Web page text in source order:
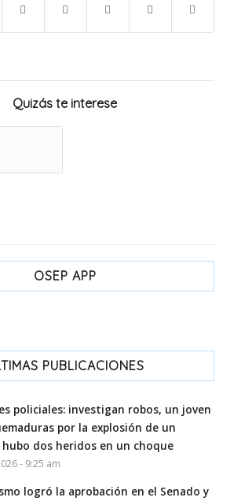
Quizás te interese
OSEP APP
PUBLICACIONES
policiales: investigan robos, un joven
por la explosión de un
dos heridos en un choque
- 9:25 am
logró la aprobación en el Senado y